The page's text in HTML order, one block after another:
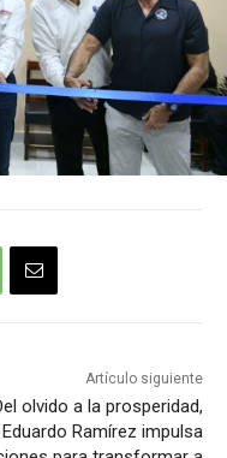
Artículo siguiente
olvido a la prosperidad,
Eduardo Ramírez impulsa